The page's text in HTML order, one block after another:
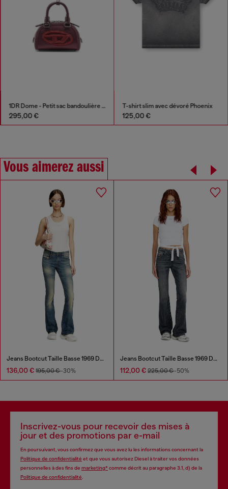
1DR Dome - Petit sac bandoulière en satin et suède
295,00 €
T-shirt slim avec dévoré Phoenix
125,00 €
Vous aimerez aussi
Jeans Bootcut Taille Basse 1969 D-Ebbey
136,00 € 195,00 €-30%
Jeans Bootcut Taille Basse 1969 D-Ebbey
112,00 € 225,00 €-50%
Inscrivez-vous pour recevoir des mises à
jour et des promotions par e-mail
En poursuivant, vous confirmez que vous avez lu les informations concernant la
Politique de confidentialité et que vous autorisez Diesel à traiter vos données
personnelles à des fins de marketing*comme décrit au paragraphe 3.1, d) de la
Politique de confidentialité.